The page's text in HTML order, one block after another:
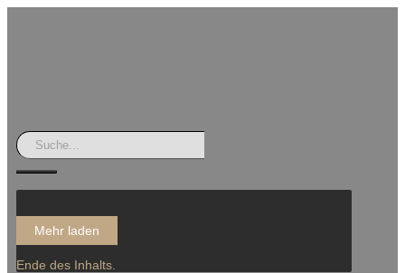
Mehr laden
Ende des Inhalts.